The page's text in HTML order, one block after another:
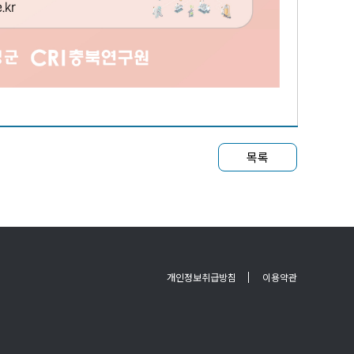
목록
개인정보취급방침 이용약관